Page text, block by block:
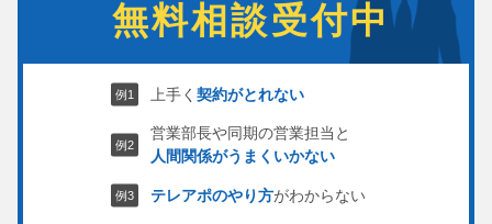
無料相談受付中
上手く契約がとれない
営業部長や同期の営業担当と
人間関係がうまくいかない
テレアポのやり方がわからない